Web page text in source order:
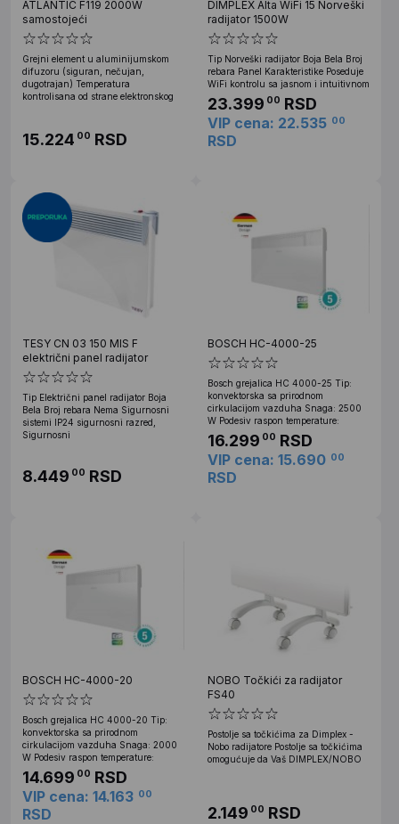
ATLANTIC F119 2000W
samostojeći
Grejni element u aluminijumskom
difuzoru (siguran, nečujan,
dugotrajan) Temperatura
kontrolisana od strane elektronskog
15.224 00 RSD
DIMPLEX Alta WiFi 15 Norveški
radijator 1500W
Tip Norveški radijator Boja Bela Broj
rebara Panel Karakteristike Poseduje
WiFi kontrolu sa jasnom i intuitivnom
23.399 00 RSD
VIP cena: 22.535 00
RSD
TESY CN 03 150 MIS F
električni panel radijator
Tip Električni panel radijator Boja
Bela Broj rebara Nema Sigurnosni
sistemi IP24 sigurnosni razred,
Sigurnosni
8.449 00 RSD
BOSCH HC-4000-25
Bosch grejalica HC 4000-25 Tip:
konvektorska sa prirodnom
cirkulacijom vazduha Snaga: 2500
W Podesiv raspon temperature:
16.299 00 RSD
VIP cena: 15.690 00
RSD
BOSCH HC-4000-20
Bosch grejalica HC 4000-20 Tip:
konvektorska sa prirodnom
cirkulacijom vazduha Snaga: 2000
W Podesiv raspon temperature:
14.699 00 RSD
VIP cena: 14.163 00
RSD
NOBO Točkići za radijator
FS40
Postolje sa točkićima za Dimplex -
Nobo radijatore Postolje sa točkićima
omogućuje da Vaš DIMPLEX/NOBO
2.149 00 RSD